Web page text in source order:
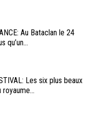
Au Bataclan le 24
qu’un...
Les six plus beaux
royaume...